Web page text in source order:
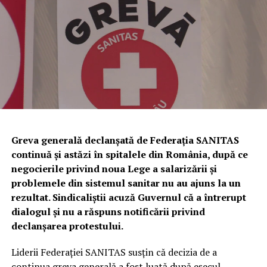
PHARM, TERAPIA – O COMPANIE SUN PHARMA, TIS
PHARMACEUTICAL, VIM SPECTRUM, ZENTIVA.
conform prevederilor Legii nr. 171/2010 privind
stabilirea și sancționarea contravențiilor silvice.
Totodată, a fost dispusă măsura complementară a
confiscării unei cantități de
338 de kilograme de trufe
evaluate la
81.120 de lei
Urmează verificări privind utilizarea
câinilor pentru identificarea
trufelor
Polițiștii au anunțat că, în perioada următoare,
specialiștii din cadrul Biroului pentru Protecția
Animalelor vor efectua controale privind respectarea
legislației referitoare la deținerea și utilizarea câinilor de
urmă folosiți la identificarea trufelor.
Greva generală declanșată de Federația SANITAS
continuă și astăzi în spitalele din România, după ce
negocierile privind noua Lege a salarizării și
problemele din sistemul sanitar nu au ajuns la un
rezultat. Sindicaliștii acuză Guvernul că a întrerupt
dialogul și nu a răspuns notificării privind
declanșarea protestului.
Liderii Federației SANITAS susțin că decizia de a